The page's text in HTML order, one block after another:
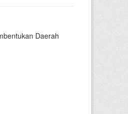
Daerah